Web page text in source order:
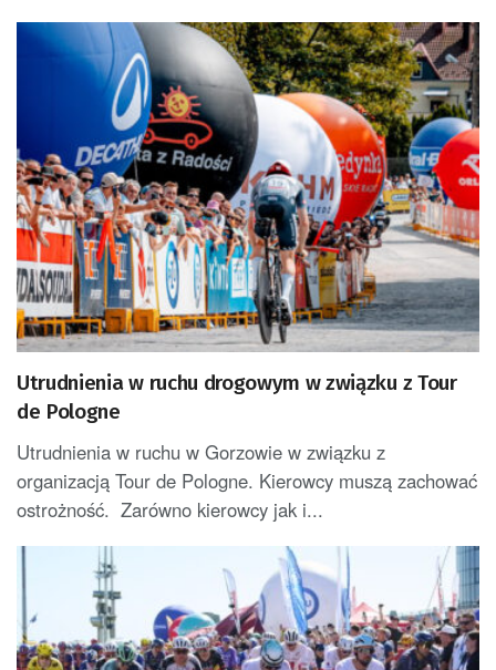
Utrudnienia w ruchu drogowym w związku z Tour
de Pologne
Utrudnienia w ruchu w Gorzowie w związku z
organizacją Tour de Pologne. Kierowcy muszą zachować
ostrożność. Zarówno kierowcy jak i...